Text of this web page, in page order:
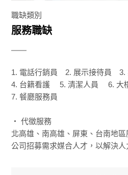
職缺類別
服務職缺
1. 電話行銷員 2. 展示接待員 3.
4. 台籍看護 5. 清潔人員 6. 大
7. 餐廳服務員
‧ 代徵服務
北高雄、南高雄、屏東、台南地
公司招募需求媒合人才，以解決人